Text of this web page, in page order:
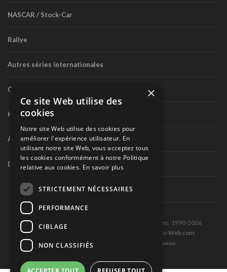
NASCAR / Stock-Car
Rallye
Autres séries internationales
Circuit routier canadien
Karting
Autres séries nationales
Divers
Tous droits réservés © Les Éditions Pole-Position inc. 1990-2026
Ce site est produit et hébergé par Montréal-Photo-Web.com
Politique de confidentialité et Conditions d’utilisation
×
Ce site Web utilise des
cookies
Notre site Web utilise des cookies pour
améliorer l'expérience utilisateur. En
utilisant notre site Web, vous acceptez tous
les cookies conformément à notre Politique
relative aux cookies. En savoir plus
STRICTEMENT NÉCESSAIRES
PERFORMANCE
CIBLAGE
NON CLASSIFIÉS